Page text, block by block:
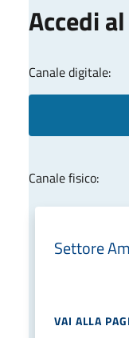
Accedi
Canale digitale:
Canale fisico:
Settore
VAI ALLA